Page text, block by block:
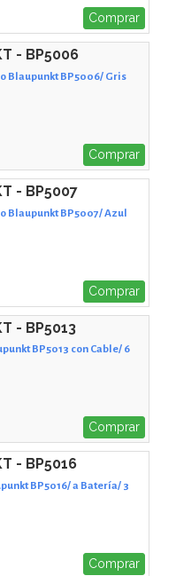
Comprar
- BP5006
Blaupunkt BP5006/ Gris
Comprar
- BP5007
Blaupunkt BP5007/ Azul
Comprar
- BP5013
BP5013 con Cable/ 6
Comprar
- BP5016
BP5016/ a Batería/ 3
Comprar